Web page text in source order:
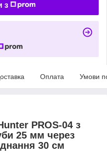
з
Оплата Умови
PROS-04 з
25 мм через
30 см